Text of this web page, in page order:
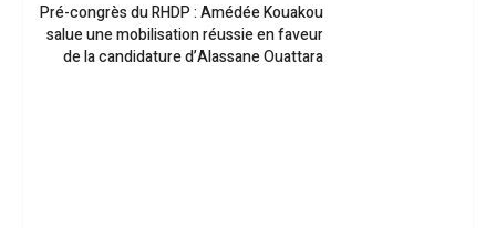
Pré-congrès du RHDP : Amédée Kouakou
salue une mobilisation réussie en faveur
de la candidature d’Alassane Ouattara